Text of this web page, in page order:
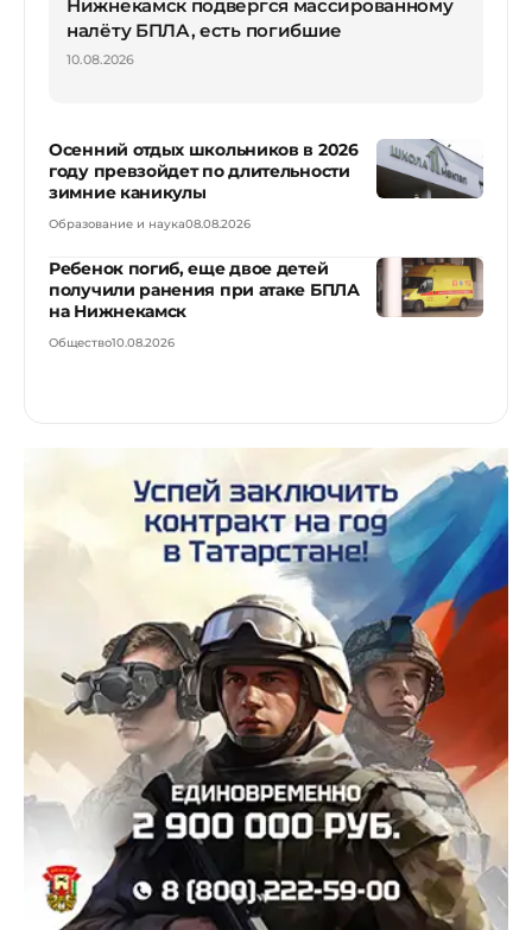
Нижнекамск подвергся массированному
налёту БПЛА, есть погибшие
10.08.2026
Осенний отдых школьников в 2026
году превзойдет по длительности
зимние каникулы
Образование и наука08.08.2026
Ребенок погиб, еще двое детей
получили ранения при атаке БПЛА
на Нижнекамск
Общество10.08.2026